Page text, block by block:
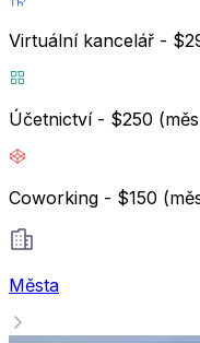
Virtuální kancelář -
Účetnictví - $250
Coworking - $150
Města